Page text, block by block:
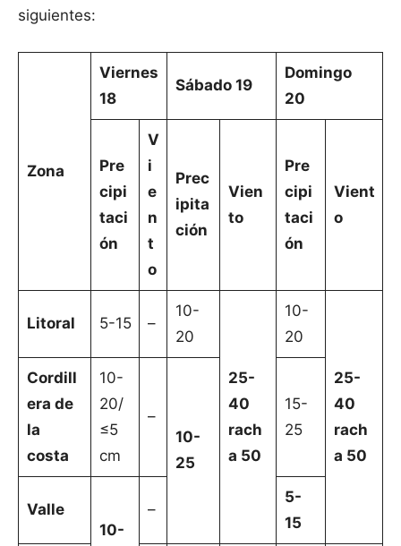
siguientes:
Zona
Viernes
18
Sábado 19
Domingo
20
Pre
cipi
taci
ón
V
i
e
n
t
o
Prec
ipita
ción
Vien
to
Pre
cipi
taci
ón
Vient
o
Litoral 5-15 –
10-
20
25-
40
rach
a 50
10-
20
25-
40
rach
a 50
Cordill
era de
la
costa
10-
20/
≤5
cm
–
10-
25
15-
25
Valle
10-
–
5-
15